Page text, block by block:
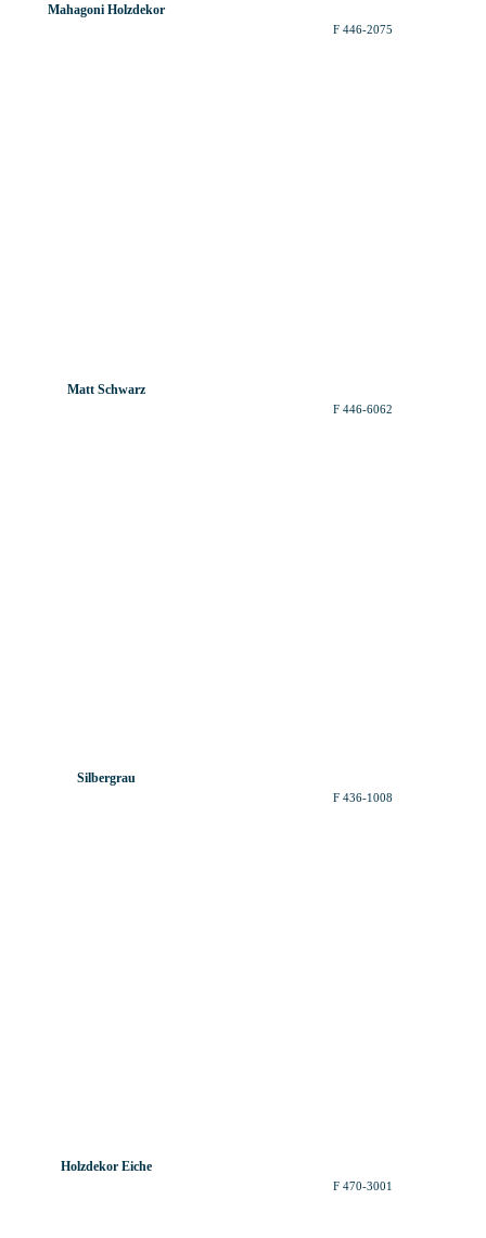
Mahagoni Holzdekor
F 446-2075
Matt Schwarz
F 446-6062
Silbergrau
F 436-1008
Holzdekor Eiche
F 470-3001